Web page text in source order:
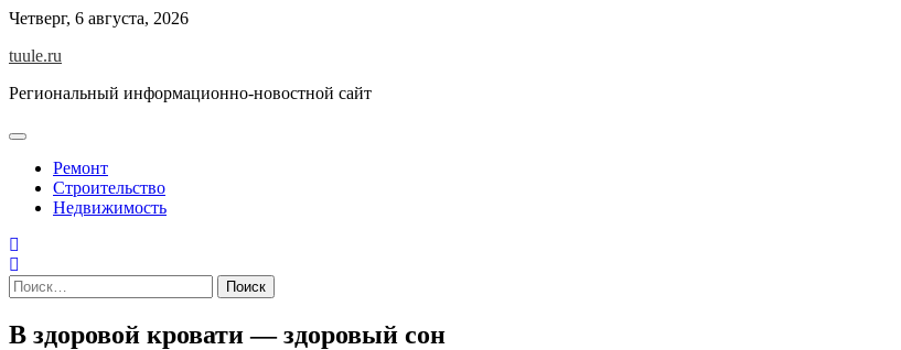
Skip
content
Четверг, 6 августа, 2026
tuule.ru
Региональный информационно-новостной сайт
Ремонт
Строительство
Недвижимость
Найти:
В здоровой кровати — здоровый сон